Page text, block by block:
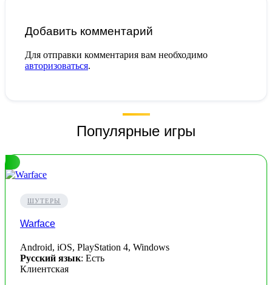
Добавить комментарий
Для отправки комментария вам необходимо
авторизоваться.
Популярные игры
ШУТЕРЫ
Warface
Android, iOS, PlayStation 4, Windows
Русский язык: Есть
Клиентская